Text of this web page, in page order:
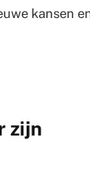
kansen
zijn